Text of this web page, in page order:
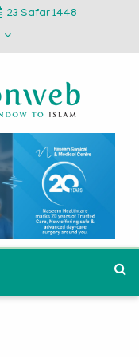
23 Safar 1448